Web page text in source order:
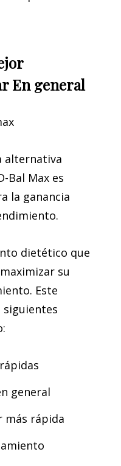
En general
alternativa
Bal Max es
la ganancia
dietético que
su
Este
general
más rápida